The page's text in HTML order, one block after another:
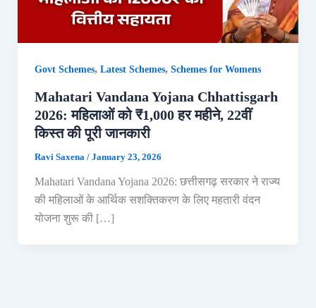
Govt Schemes, Latest Schemes, Schemes for Womens
Mahatari Vandana Yojana Chhattisgarh
2026: महिलाओं को ₹1,000 हर महीने, 22वीं
किस्त की पूरी जानकारी
Ravi Saxena / January 23, 2026
Mahatari Vandana Yojana 2026: छत्तीसगढ़ सरकार ने राज्य
की महिलाओं के आर्थिक सशक्तिकरण के लिए महतारी वंदन
योजना शुरू की […]